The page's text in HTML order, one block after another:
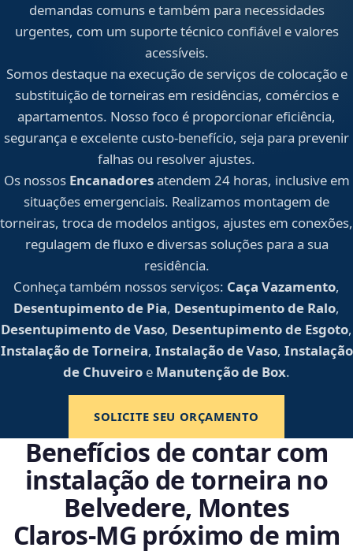
demandas comuns e também para necessidades
urgentes, com um suporte técnico confiável e valores
acessíveis.
Somos destaque na execução de serviços de colocação e
substituição de torneiras em residências, comércios e
apartamentos. Nosso foco é proporcionar eficiência,
segurança e excelente custo-benefício, seja para prevenir
falhas ou resolver ajustes.
Os nossos Encanadoresatendem 24 horas, inclusive em
situações emergenciais. Realizamos montagem de
torneiras, troca de modelos antigos, ajustes em conexões,
regulagem de fluxo e diversas soluções para a sua
residência.
Conheça também nossos serviços: Caça Vazamento,
Desentupimento de Pia, Desentupimento de Ralo,
Desentupimento de Vaso, Desentupimento de Esgoto,
Instalação de Torneira, Instalação de Vaso, Instalação
de Chuveiro e Manutenção de Box.
SOLICITE SEU ORÇAMENTO
Benefícios de contar com
instalação de torneira no
Belvedere, Montes
Claros‑MG próximo de mim